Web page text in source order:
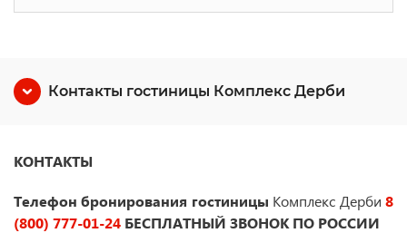
Контакты гостиницы Комплекс Дерби
КОНТАКТЫ
Телефон бронирования гостиницы Комплекс Дерби 8
(800) 777-01-24 БЕСПЛАТНЫЙ ЗВОНОК ПО РОССИИ